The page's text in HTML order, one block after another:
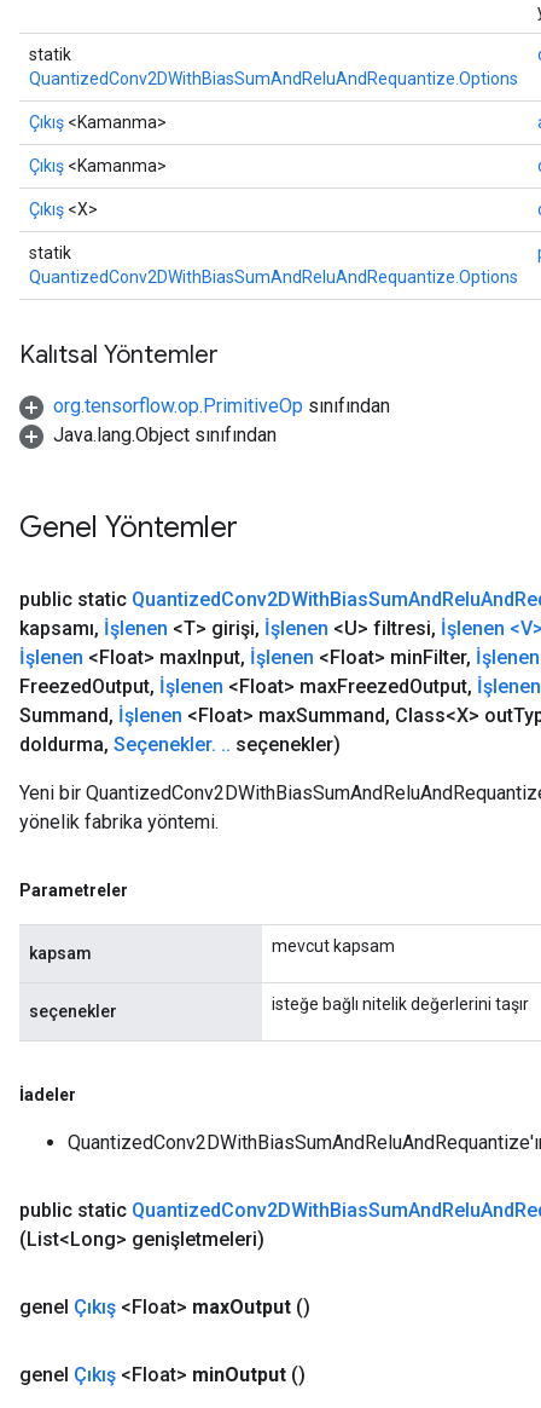
statik
QuantizedConv2DWithBiasSumAndReluAndRequantize.Options
Çıkış <Kamanma>
Çıkış <Kamanma>
Çıkış <X>
statik
QuantizedConv2DWithBiasSumAndReluAndRequantize.Options
Kalıtsal Yöntemler
org.tensorflow.op.PrimitiveOp sınıfından
Java.lang.Object sınıfından
Genel Yöntemler
public static QuantizedConv2DWithBiasSumAndReluAnd
kapsamı, İşlenen <T> girişi, İşlenen <U> filtresi, İşlenen
İşlenen <Float> maxInput, İşlenen <Float> minFilter, İşlenen
FreezedOutput, İşlenen <Float> maxFreezedOutput, İşlenen
Summand, İşlenen <Float> maxSummand, Class<X> out
doldurma, Seçenekler. .. seçenekler)
Yeni bir
yönelik fabrika yöntemi.
Parametreler
kapsam mevcut kapsam
seçenekler isteğe bağlı nitelik değerlerini taşır
İadeler
public static QuantizedConv2DWithBiasSumAndReluAnd
(List<Long> genişletmeleri)
genel Çıkış <Float> maxOutput ()
genel Çıkış <Float> minOutput ()